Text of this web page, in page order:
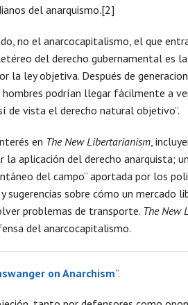
del anarquismo.[2]
no el anarcocapitalismo, el que
del derecho gubernamental es la
la ley objetiva. Después de
podrían llegar fácilmente a
de vista el derecho natural objetivo”.
en The New Libertarianism ,
aplicación del derecho anarquista;
del campo” aportada por los
sugerencias sobre cómo un mercado
problemas de transporte. The New
del anarcocapitalismo.
on Anarchism”.